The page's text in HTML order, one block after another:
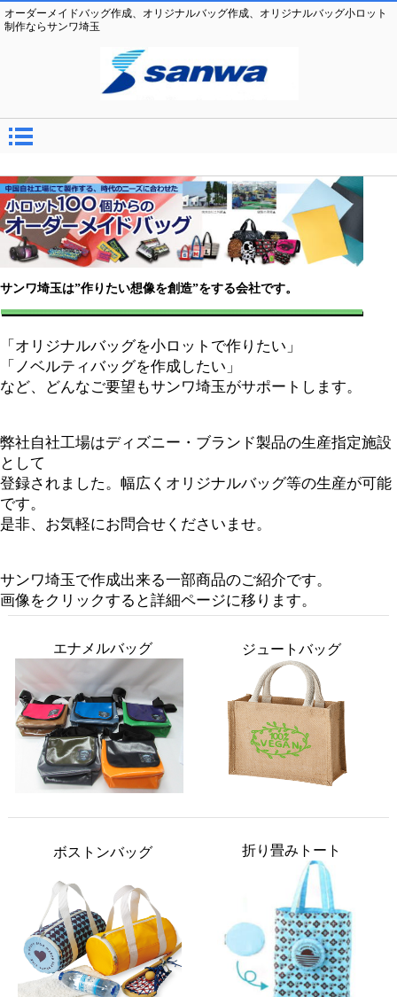
オーダーメイドバッグ作成、オリジナルバッグ作成、オリジナルバッグ小ロット
制作ならサンワ埼玉
サンワ埼玉は”作りたい想像を創造”をする会社です。
「オリジナルバッグを小ロットで作りたい」
「ノベルティバッグを作成したい」
など、どんなご要望もサンワ埼玉がサポートします。
弊社自社工場はディズニー・ブランド製品の生産指定施設
として
登録されました。幅広くオリジナルバッグ等の生産が可能
です。
是非、お気軽にお問合せくださいませ。
サンワ埼玉で作成出来る一部商品のご紹介です。
画像をクリックすると詳細ページに移ります。
エナメルバッグ ジュートバッグ
ボストンバッグ 折り畳みトート